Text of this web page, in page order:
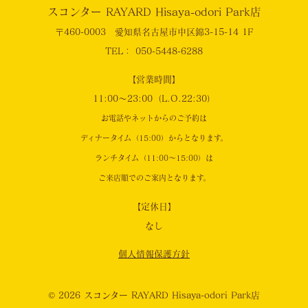
スコンター RAYARD Hisaya-odori Park店
〒460-0003 愛知県名古屋市中区錦3-15-14 1F
TEL： 050-5448-6288
【営業時間】
11:00～23:00（L.O.22:30）
お電話やネットからのご予約は
ディナータイム（15:00）からとなります。
ランチタイム（11:00～15:00）は
ご来店順でのご案内となります。
【定休日】
なし
個人情報保護方針
© 2026 スコンター RAYARD Hisaya-odori Park店